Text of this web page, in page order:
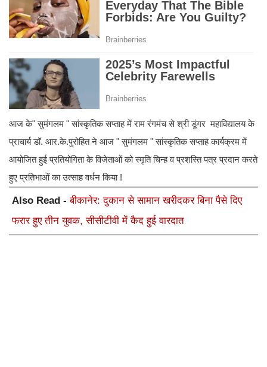
आज के" सुमंगलम " सांस्कृतिक सप्ताह में राम रंगमंच से श्री डूंगर महाविद्यालय के
प्राचार्य डॉ. आर.के.पुरोहित ने आज " सुमंगलम " सांस्कृतिक सप्ताह कार्यक्रम में
आयोजित हुई प्रतियोगिता के विजेताओं को स्मृति चिन्ह व प्रशस्ति पत्र प्रदान करते
हुए प्रतिभाओं का उत्साह वर्धन किया !
Also Read -बीकानेर: दुकान से सामान खरीदकर बिना पैसे दिए
फरार हुए तीन युवक, सीसीटीवी में कैद हुई वारदात